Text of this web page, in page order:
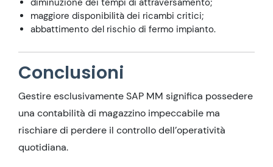
diminuzione dei tempi di attraversamento;
maggiore disponibilità dei ricambi critici;
abbattimento del rischio di fermo impianto.
Conclusioni
Gestire esclusivamente SAP MM significa possedere
una contabilità di magazzino impeccabile ma
rischiare di perdere il controllo dell’operatività
quotidiana.